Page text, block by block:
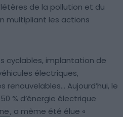
de la pollution et du
multipliant les actions
cyclables, implantation de
électriques,
Aujourd’hui, le
% d’énergie électrique
, a même été élue «